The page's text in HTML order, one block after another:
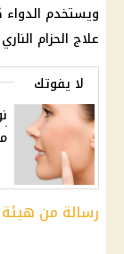
ويستخدم
علاج الحزام
لا يفوتك
رسالة من هيئة